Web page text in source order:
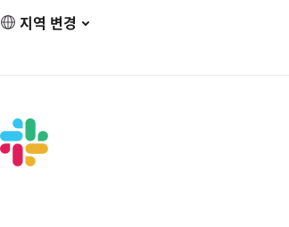
지역 변경